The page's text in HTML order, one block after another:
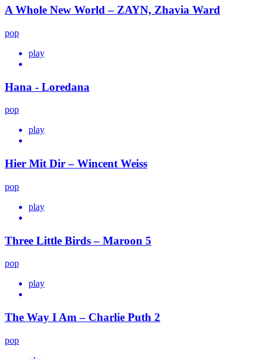
A Whole New World – ZAYN, Zhavia Ward
pop
play
Hana - Loredana
pop
play
Hier Mit Dir – Wincent Weiss
pop
play
Three Little Birds – Maroon 5
pop
play
The Way I Am – Charlie Puth 2
pop